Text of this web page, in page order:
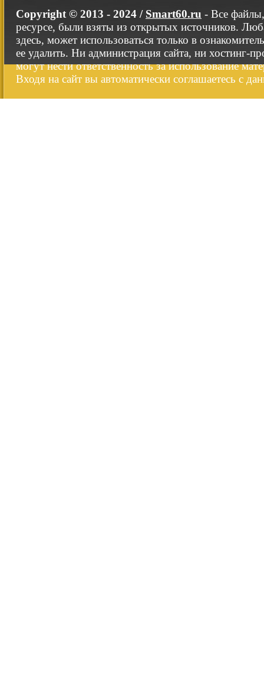
Copyright © 2013 - 2024 / Smart60.ru - Все
ресурсе, были взяты из открытых источников.
здесь, может использоваться только в
ее удалить. Ни администрация сайта, ни хостинг-
могут нести ответственность за использование
Входя на сайт вы автоматически соглашаетесь с